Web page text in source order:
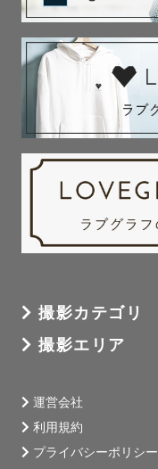
撮影カテゴリ
撮影エリア
運営会社
利用規約
プライバシーポリシー